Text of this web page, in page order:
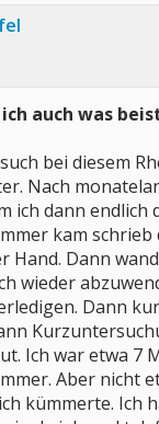
auch was
bei diesem
Nach
ich dann endlich
kam
Hand. Dann
wieder
Dann
Ich war etwa 7
Aber nicht
kümmerte. Ich